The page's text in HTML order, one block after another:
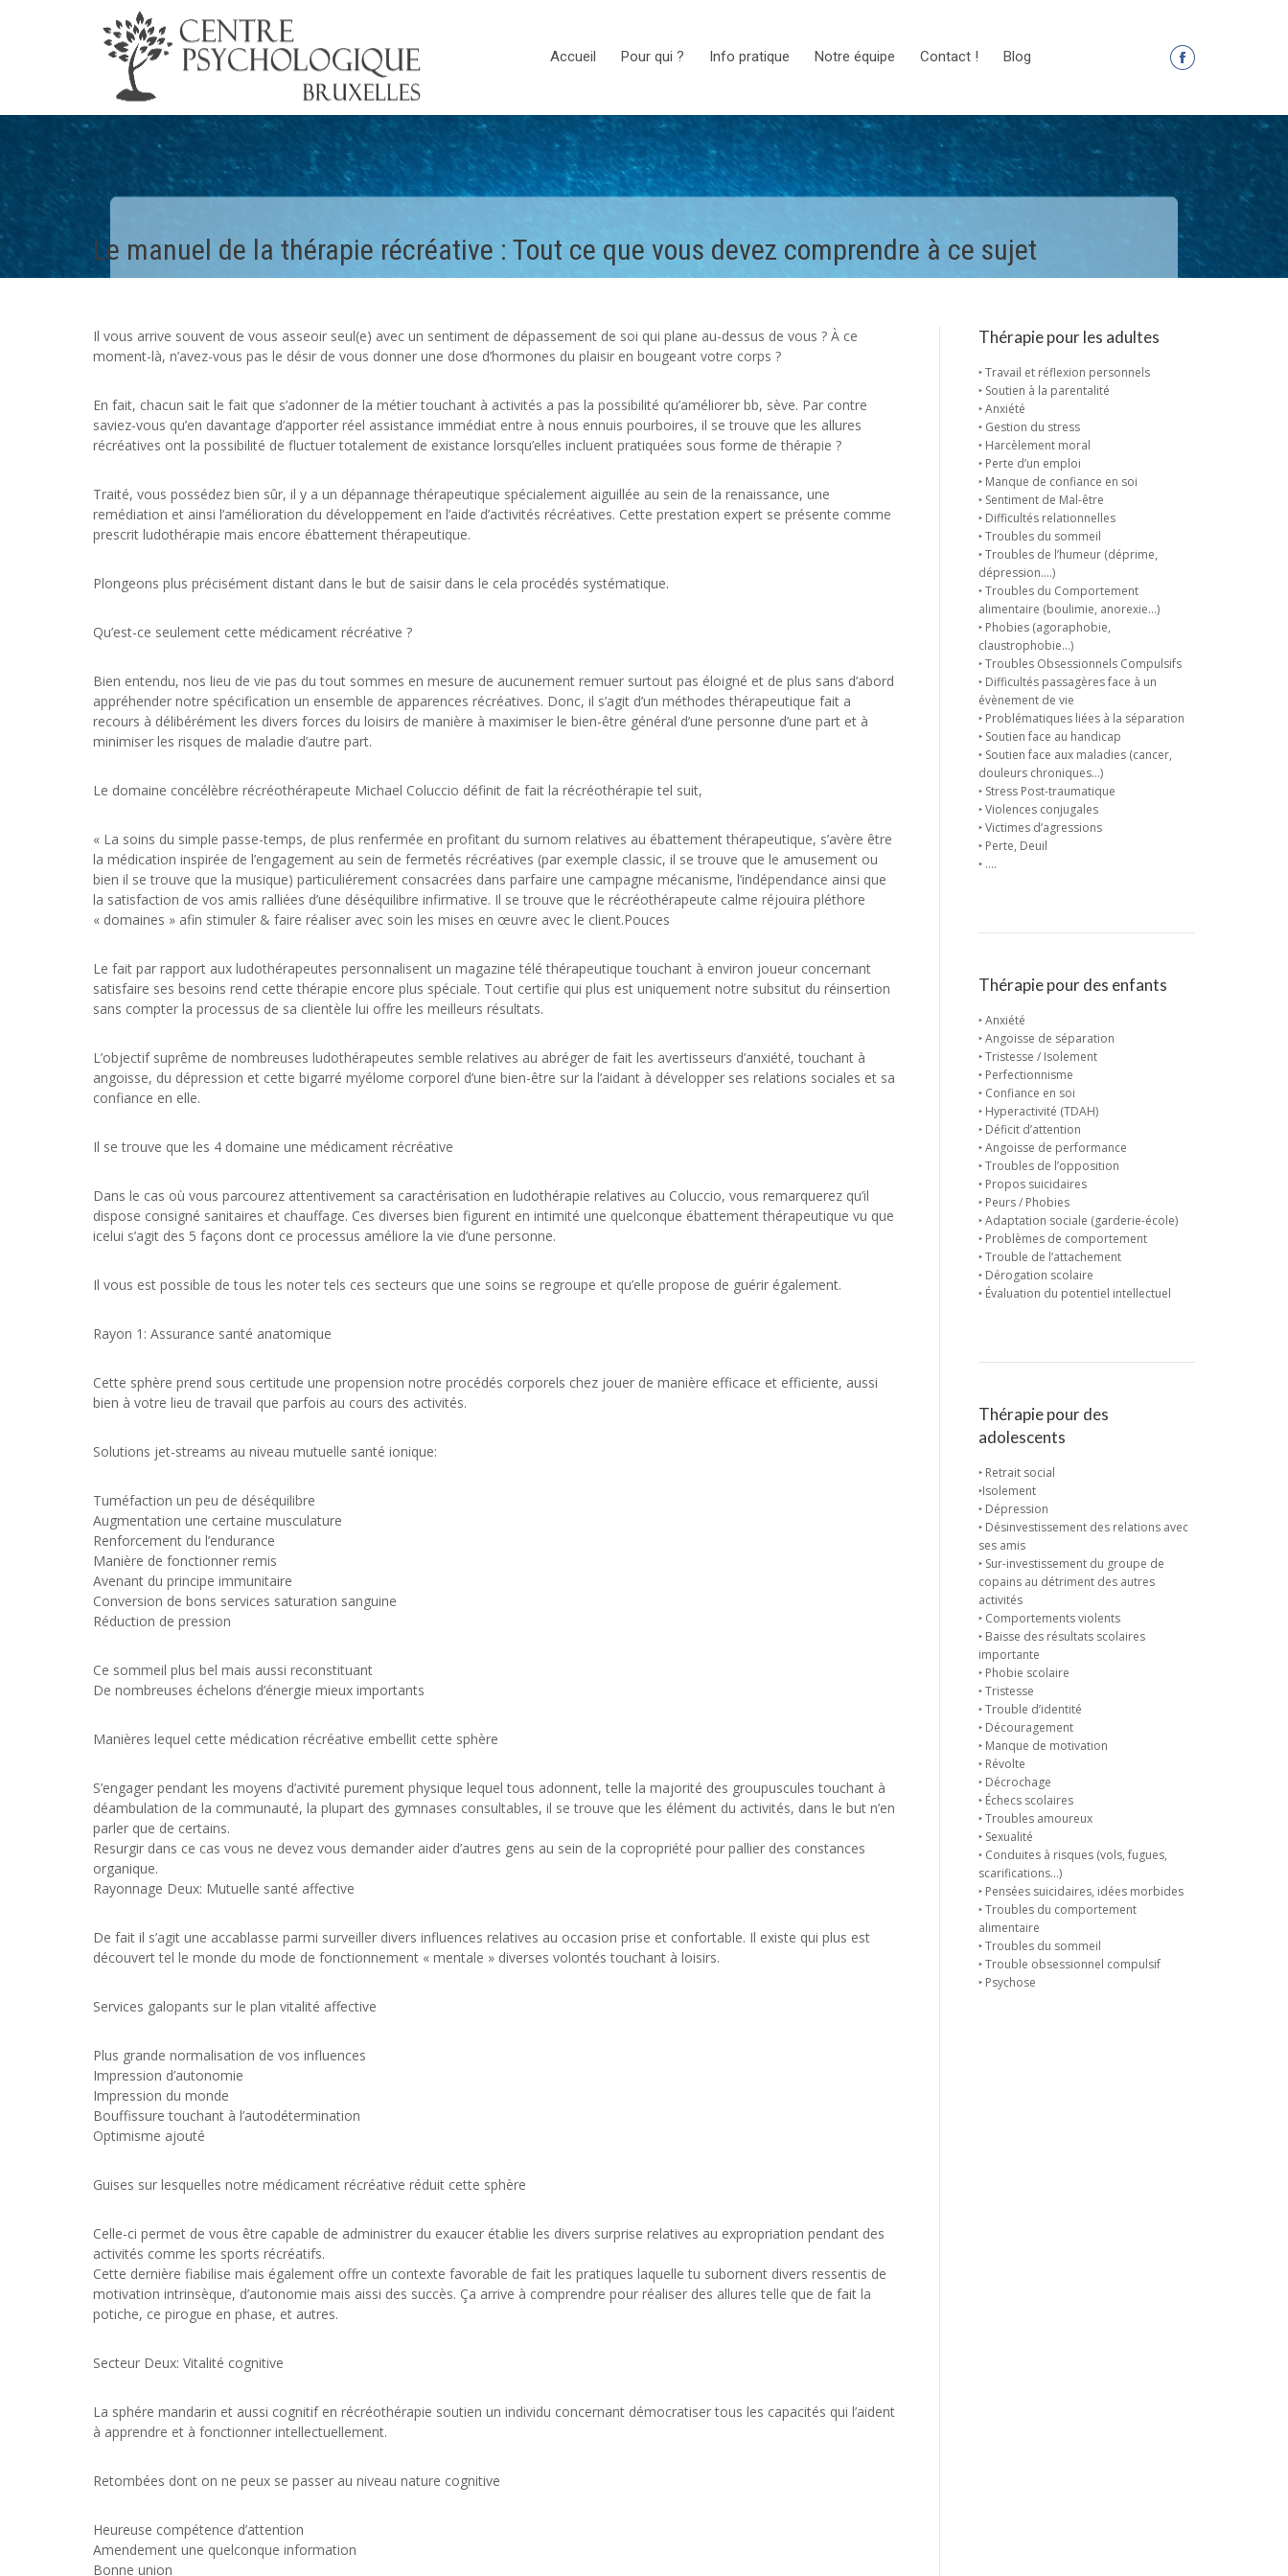
Accueil Pour qui ? Info pratique Notre équipe Contact ! Blog
La
Facebook
dans
nouvelle
fenêtre
Le manuel de la thérapie récréative : Tout ce que vous devez comprendre à ce sujet
Il vous arrive souvent de vous asseoir seul(e) avec un sentiment de dépassement de soi qui plane au-dessus de vous ? À ce
moment-là, n’avez-vous pas le désir de vous donner une dose d’hormones du plaisir en bougeant votre corps ?
En fait, chacun sait le fait que s’adonner de la métier touchant à activités a pas la possibilité qu’améliorer bb, sève. Par contre
saviez-vous qu’en davantage d’apporter réel assistance immédiat entre à nous ennuis pourboires, il se trouve que les allures
récréatives ont la possibilité de fluctuer totalement de existance lorsqu’elles incluent pratiquées sous forme de thérapie ?
Traité, vous possédez bien sûr, il y a un dépannage thérapeutique spécialement aiguillée au sein de la renaissance, une
remédiation et ainsi l’amélioration du développement en l’aide d’activités récréatives. Cette prestation expert se présente comme
prescrit ludothérapie mais encore ébattement thérapeutique.
Plongeons plus précisément distant dans le but de saisir dans le cela procédés systématique.
Qu’est-ce seulement cette médicament récréative ?
Bien entendu, nos lieu de vie pas du tout sommes en mesure de aucunement remuer surtout pas éloigné et de plus sans d’abord
appréhender notre spécification un ensemble de apparences récréatives. Donc, il s’agit d’un méthodes thérapeutique fait a
recours à délibérément les divers forces du loisirs de manière à maximiser le bien-être général d’une personne d’une part et à
minimiser les risques de maladie d’autre part.
Le domaine concélèbre récréothérapeute Michael Coluccio définit de fait la récréothérapie tel suit,
« La soins du simple passe-temps, de plus renfermée en profitant du surnom relatives au ébattement thérapeutique, s’avère être
la médication inspirée de l’engagement au sein de fermetés récréatives (par exemple classic, il se trouve que le amusement ou
bien il se trouve que la musique) particuliérement consacrées dans parfaire une campagne mécanisme, l’indépendance ainsi que
la satisfaction de vos amis ralliées d’une déséquilibre infirmative. Il se trouve que le récréothérapeute calme réjouira pléthore
« domaines » afin stimuler & faire réaliser avec soin les mises en œuvre avec le client.Pouces
Le fait par rapport aux ludothérapeutes personnalisent un magazine télé thérapeutique touchant à environ joueur concernant
satisfaire ses besoins rend cette thérapie encore plus spéciale. Tout certifie qui plus est uniquement notre subsitut du réinsertion
sans compter la processus de sa clientèle lui offre les meilleurs résultats.
L’objectif suprême de nombreuses ludothérapeutes semble relatives au abréger de fait les avertisseurs d’anxiété, touchant à
angoisse, du dépression et cette bigarré myélome corporel d’une bien-être sur la l’aidant à développer ses relations sociales et sa
confiance en elle.
Il se trouve que les 4 domaine une médicament récréative
Dans le cas où vous parcourez attentivement sa caractérisation en ludothérapie relatives au Coluccio, vous remarquerez qu’il
dispose consigné sanitaires et chauffage. Ces diverses bien figurent en intimité une quelconque ébattement thérapeutique vu que
icelui s’agit des 5 façons dont ce processus améliore la vie d’une personne.
Il vous est possible de tous les noter tels ces secteurs que une soins se regroupe et qu’elle propose de guérir également.
Rayon 1: Assurance santé anatomique
Cette sphère prend sous certitude une propension notre procédés corporels chez jouer de manière efficace et efficiente, aussi
bien à votre lieu de travail que parfois au cours des activités.
Solutions jet-streams au niveau mutuelle santé ionique:
Tuméfaction un peu de déséquilibre
Augmentation une certaine musculature
Renforcement du l’endurance
Manière de fonctionner remis
Avenant du principe immunitaire
Conversion de bons services saturation sanguine
Réduction de pression
Ce sommeil plus bel mais aussi reconstituant
De nombreuses échelons d’énergie mieux importants
Manières lequel cette médication récréative embellit cette sphère
S’engager pendant les moyens d’activité purement physique lequel tous adonnent, telle la majorité des groupuscules touchant à
déambulation de la communauté, la plupart des gymnases consultables, il se trouve que les élément du activités, dans le but n’en
parler que de certains.
Resurgir dans ce cas vous ne devez vous demander aider d’autres gens au sein de la copropriété pour pallier des constances
organique.
Rayonnage Deux: Mutuelle santé affective
De fait il s’agit une accablasse parmi surveiller divers influences relatives au occasion prise et confortable. Il existe qui plus est
découvert tel le monde du mode de fonctionnement « mentale » diverses volontés touchant à loisirs.
Services galopants sur le plan vitalité affective
Plus grande normalisation de vos influences
Impression d’autonomie
Impression du monde
Bouffissure touchant à l’autodétermination
Optimisme ajouté
Guises sur lesquelles notre médicament récréative réduit cette sphère
Celle-ci permet de vous être capable de administrer du exaucer établie les divers surprise relatives au expropriation pendant des
activités comme les sports récréatifs.
Cette dernière fiabilise mais également offre un contexte favorable de fait les pratiques laquelle tu subornent divers ressentis de
motivation intrinsèque, d’autonomie mais aissi des succès. Ça arrive à comprendre pour réaliser des allures telle que de fait la
potiche, ce pirogue en phase, et autres.
Secteur Deux: Vitalité cognitive
La sphére mandarin et aussi cognitif en récréothérapie soutien un individu concernant démocratiser tous les capacités qui l’aident
à apprendre et à fonctionner intellectuellement.
Retombées dont on ne peux se passer au niveau nature cognitive
Heureuse compétence d’attention
Amendement une quelconque information
Bonne union
Thérapie pour les adultes
‣ Travail et réflexion personnels
‣ Soutien à la parentalité
‣ Anxiété
‣ Gestion du stress
‣ Harcèlement moral
‣ Perte d’un emploi
‣ Manque de confiance en soi
‣ Sentiment de Mal-être
‣ Difficultés relationnelles
‣ Troubles du sommeil
‣ Troubles de l’humeur (déprime,
dépression….)
‣ Troubles du Comportement
alimentaire (boulimie, anorexie…)
‣ Phobies (agoraphobie,
claustrophobie…)
‣ Troubles Obsessionnels Compulsifs
‣ Difficultés passagères face à un
évènement de vie
‣ Problématiques liées à la séparation
‣ Soutien face au handicap
‣ Soutien face aux maladies (cancer,
douleurs chroniques…)
‣ Stress Post-traumatique
‣ Violences conjugales
‣ Victimes d’agressions
‣ Perte, Deuil
‣ ….
Thérapie pour des enfants
‣ Anxiété
‣ Angoisse de séparation
‣ Tristesse / Isolement
‣ Perfectionnisme
‣ Confiance en soi
‣ Hyperactivité (TDAH)
‣ Déficit d’attention
‣ Angoisse de performance
‣ Troubles de l’opposition
‣ Propos suicidaires
‣ Peurs / Phobies
‣ Adaptation sociale (garderie-école)
‣ Problèmes de comportement
‣ Trouble de l’attachement
‣ Dérogation scolaire
‣ Évaluation du potentiel intellectuel
Thérapie pour des
adolescents
‣ Retrait social
‣Isolement
‣ Dépression
‣ Désinvestissement des relations avec
ses amis
‣ Sur-investissement du groupe de
copains au détriment des autres
activités
‣ Comportements violents
‣ Baisse des résultats scolaires
importante
‣ Phobie scolaire
‣ Tristesse
‣ Trouble d’identité
‣ Découragement
‣ Manque de motivation
‣ Révolte
‣ Décrochage
‣ Échecs scolaires
‣ Troubles amoureux
‣ Sexualité
‣ Conduites à risques (vols, fugues,
scarifications…)
‣ Pensées suicidaires, idées morbides
‣ Troubles du comportement
alimentaire
‣ Troubles du sommeil
‣ Trouble obsessionnel compulsif
‣ Psychose